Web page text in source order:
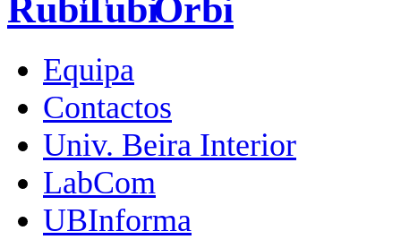
Equipa
Contactos
Univ. Beira Interior
LabCom
UBInforma